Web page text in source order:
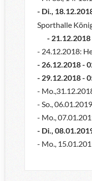
- Di.,
Sporthalle
-
- 24.12.2018:
- 26.12.2018 -
- 29.12.2018 -
-
- So.,
- Mo.,
- Di.,
- Mo.,